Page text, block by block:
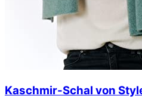
Kaschmir-Schal von